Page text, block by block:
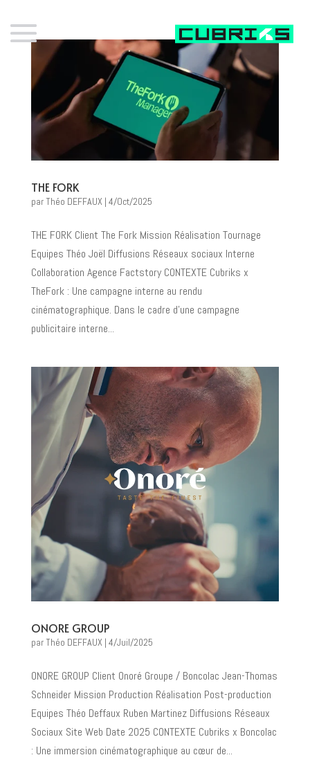
THE FORK
parThéo DEFFAUX | 4/Oct/2025
THE FORK Client The Fork Mission Réalisation Tournage
Equipes Théo Joël Diffusions Réseaux sociaux Interne
Collaboration Agence Factstory CONTEXTE Cubriks x
TheFork : Une campagne interne au rendu
cinématographique. Dans le cadre d’une campagne
publicitaire interne...
ONORE GROUP
parThéo DEFFAUX | 4/Juil/2025
ONORE GROUP Client Onoré Groupe / Boncolac Jean-Thomas
Schneider Mission Production Réalisation Post-production
Equipes Théo Deffaux Ruben Martinez Diffusions Réseaux
Sociaux Site Web Date 2025 CONTEXTE Cubriks x Boncolac
: Une immersion cinématographique au cœur de...